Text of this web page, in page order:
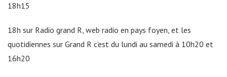
18h15
18h sur Radio grand R, web radio en pays foyen, et les
quotidiennes sur Grand R c’est du lundi au samedi à 10h20 et
16h20